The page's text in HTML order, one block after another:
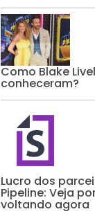
Como Blake
conheceram?
Lucro dos
Pipeline: Veja
voltando agora